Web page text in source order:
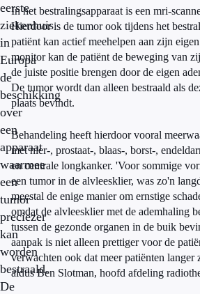
eerste
ziekenhuis
in
Europa
de
beschikking
over
een
apparaat
waarmee
een
tumor
preciezer
kan
worden
bestraald.
De
In het bestralingsapparaat is een mri-
Hierdoor is de tumor ook tijdens het
patiënt kan actief meehelpen aan zijn
monitor kan de patiënt de beweging van
de juiste positie brengen door de eigen
De tumor wordt dan alleen bestraald als
plaats bevindt.
Behandeling heeft hierdoor vooral
met nier-, prostaat-, blaas-, borst-,
en centrale longkanker. 'Voor sommige
een tumor in de alvleesklier, was zo'n
meestal de enige manier om ernstige
omdat de alvleesklier met de ademhaling
tussen de gezonde organen in de buik
aanpak is niet alleen prettiger voor de
verwachten ook dat meer patiënten
aldus Ben Slotman, hoofd afdeling